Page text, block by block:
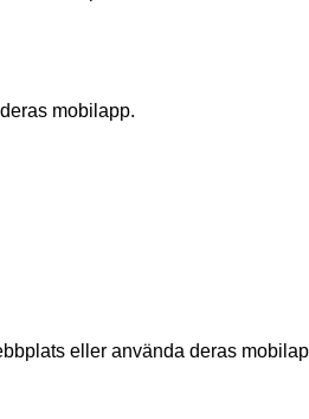
mobilapp.
eller använda deras